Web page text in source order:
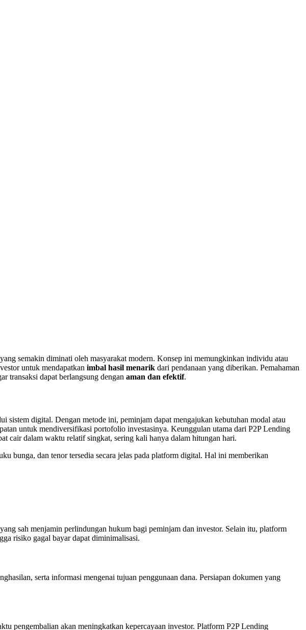
semakin diminati oleh masyarakat modern. Konsep ini memungkinkan individu atau
untuk mendapatkan imbal hasil menarik dari pendanaan yang diberikan. Pemahaman
transaksi dapat berlangsung dengan aman dan efektif.
sistem digital. Dengan metode ini, peminjam dapat mengajukan kebutuhan modal atau
untuk mendiversifikasi portofolio investasinya. Keunggulan utama dari P2P Lending
cair dalam waktu relatif singkat, sering kali hanya dalam hitungan hari.
bunga, dan tenor tersedia secara jelas pada platform digital. Hal ini memberikan
sah menjamin perlindungan hukum bagi peminjam dan investor. Selain itu, platform
risiko gagal bayar dapat diminimalisasi.
serta informasi mengenai tujuan penggunaan dana. Persiapan dokumen yang
pengembalian akan meningkatkan kepercayaan investor. Platform P2P Lending